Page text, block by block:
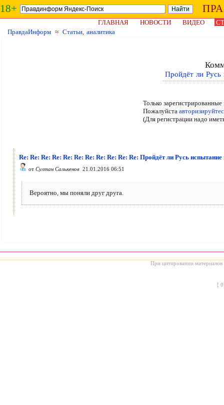
18+
ГЛАВНАЯ НОВОСТИ ВИДЕО
ПравдаИнформ ≈ Статьи, аналитика
Пройдёт ли
Только
Пожалуйста
(Для регистрации надо
Re: Re: Re: Re: Re: Re: Re: Re: Re: Re: Re: Пройдёт ли Русь
от Султан Салькенов 21.01.2016 06:51
Вероятно, мы поняли друг друга.
При цитировании материалов
[